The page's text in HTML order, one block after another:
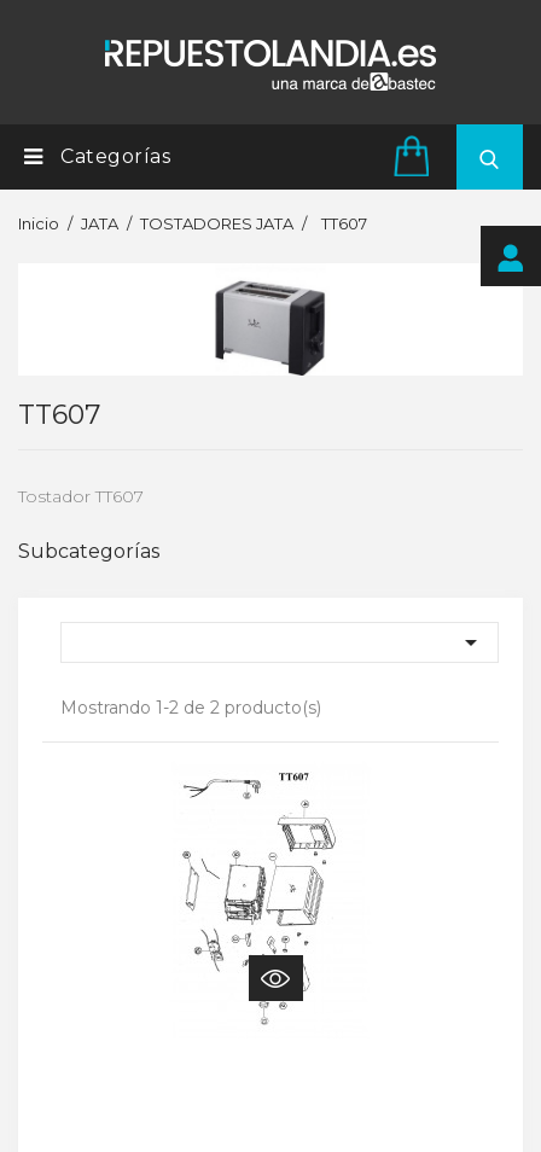
Categorías
Inicio JATA TOSTADORES JATA TT607
TT607
Tostador TT607
Subcategorías

Mostrando 1-2 de 2 producto(s)